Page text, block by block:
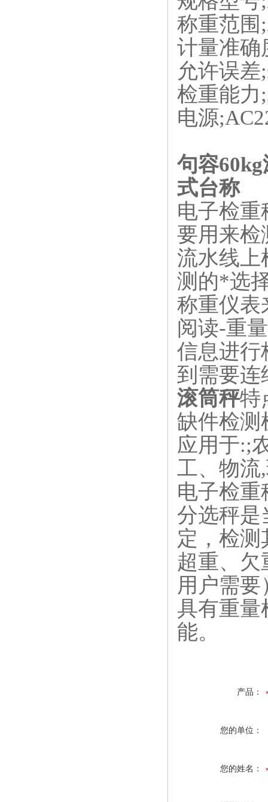
称重范围
计量准确
允许误差
检重能力
电源
句容
式台称
电子检
要用来检
流水线上
测的*选
称重仪表
阅读-重
信息进行
到需要连
滚筒秤特
缺件检测
应用于:;
工、物流
电子检重
分选秤是
定，检
超重、
用户需
具有重量
能。
产品：
您的单位：
您的姓名：